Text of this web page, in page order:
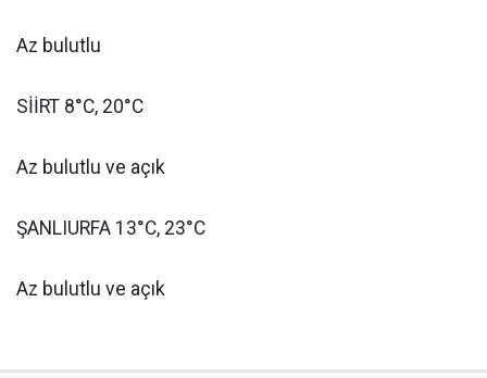
Az bulutlu
SİİRT 8°C, 20°C
Az bulutlu ve açık
ŞANLIURFA 13°C, 23°C
Az bulutlu ve açık